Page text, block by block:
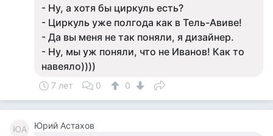
- Ну, а хотя бы циркуль есть?
- Циркуль уже полгода как в Тель-Авиве!
- Да вы меня не так поняли, я дизайнер.
- Ну, мы уж поняли, что не Иванов! Как то
навеяло))))
7 лет 0 0
ЮА Юрий Астахов